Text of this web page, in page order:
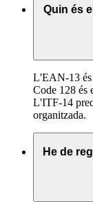
Quin és
L'EAN-13 és
Code 128 és
L'ITF-14
organitzada.
He de